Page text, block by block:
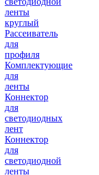
ленты
круглый
Рассеиватель
для
профиля
Комплектующие
для
ленты
Коннектор
для
светодиодных
лент
Коннектор
для
светодиодной
ленты